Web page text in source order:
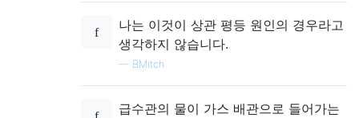
나는 이것이 상관 평등 원인의 경우라고
생각하지 않습니다.
— BMitch
급수관의 물이 가스 배관으로 들어가는